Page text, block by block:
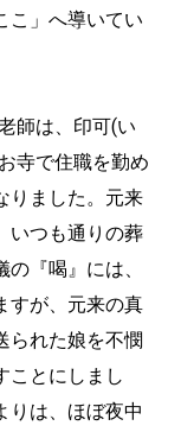
こ」へ導いてい
師は、印可(い
寺で住職を勤め
りました。元来
いつも通りの葬
『喝』には、
すが、元来の真
られた娘を不憫
ことにしまし
りは、ほぼ夜中